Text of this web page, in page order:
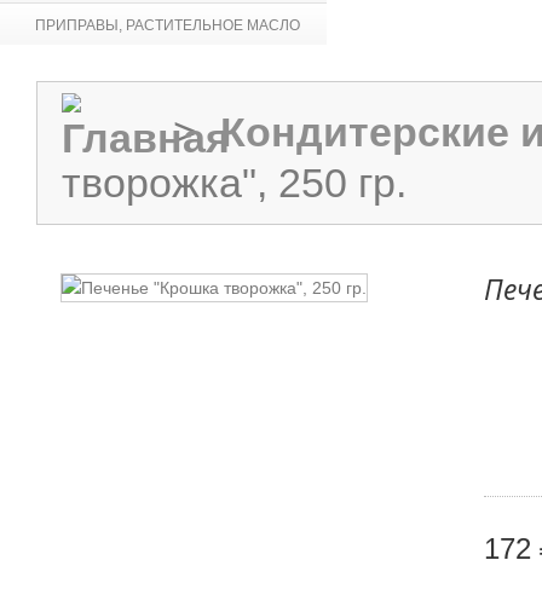
ПРИПРАВЫ, РАСТИТЕЛЬНОЕ МАСЛО
> Кондитерские
творожка", 250 гр.
172